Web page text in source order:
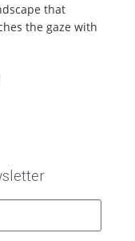
that
the gaze with